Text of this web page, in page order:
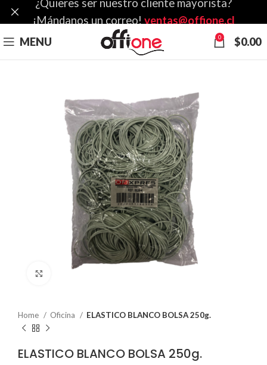
MENU 0 $0.00
Home Oficina ELASTICO BLANCO BOLSA 250g.
ELASTICO BLANCO BOLSA 250g.
¿Quieres ser nuestro cliente mayorista?
¡Mándanos un correo! ventas@offione.cl